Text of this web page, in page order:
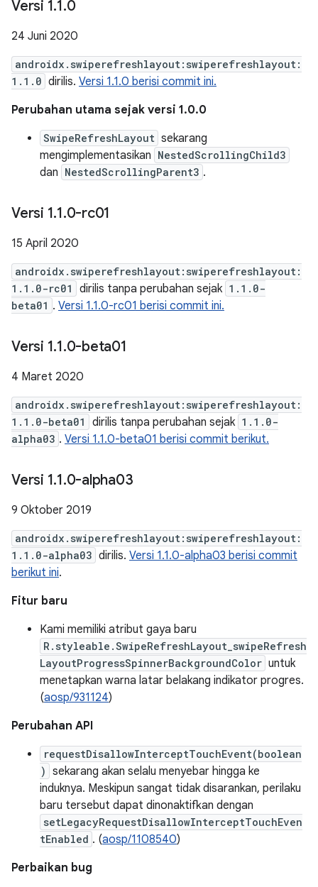
Versi 1.1.0
24 Juni 2020
androidx.swiperefreshlayout:swiperefreshlayout:
1.1.0 dirilis. Versi 1.1.0 berisi commit ini.
Perubahan utama sejak versi 1.0.0
SwipeRefreshLayout sekarang
mengimplementasikan NestedScrollingChild3
dan NestedScrollingParent3 .
Versi 1.1.0-rc01
15 April 2020
androidx.swiperefreshlayout:swiperefreshlayout:
1.1.0-rc01
dirilis tanpa perubahan sejak 1.1.0-
beta01 . Versi 1.1.0-rc01 berisi commit ini.
Versi 1.1.0-beta01
4 Maret 2020
androidx.swiperefreshlayout:swiperefreshlayout:
1.1.0-beta01
dirilis tanpa perubahan sejak 1.1.0-
alpha03 . Versi 1.1.0-beta01 berisi commit berikut.
Versi 1.1.0-alpha03
9 Oktober 2019
androidx.swiperefreshlayout:swiperefreshlayout:
1.1.0-alpha03 dirilis. Versi 1.1.0-alpha03 berisi commit
berikut ini.
Fitur baru
Kami memiliki atribut gaya baru
R.styleable.SwipeRefreshLayout_swipeRefresh
LayoutProgressSpinnerBackgroundColor untuk
menetapkan warna latar belakang indikator progres.
(aosp/931124)
Perubahan API
requestDisallowInterceptTouchEvent(boolean
) sekarang akan selalu menyebar hingga ke
induknya. Meskipun sangat tidak disarankan, perilaku
baru tersebut dapat dinonaktifkan dengan
setLegacyRequestDisallowInterceptTouchEven
tEnabled . (aosp/1108540)
Perbaikan bug